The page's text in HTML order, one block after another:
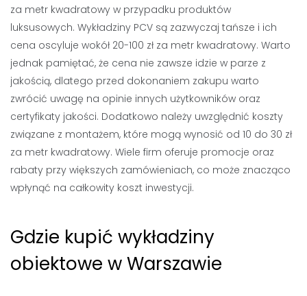
za metr kwadratowy w przypadku produktów
luksusowych. Wykładziny PCV są zazwyczaj tańsze i ich
cena oscyluje wokół 20-100 zł za metr kwadratowy. Warto
jednak pamiętać, że cena nie zawsze idzie w parze z
jakością, dlatego przed dokonaniem zakupu warto
zwrócić uwagę na opinie innych użytkowników oraz
certyfikaty jakości. Dodatkowo należy uwzględnić koszty
związane z montażem, które mogą wynosić od 10 do 30 zł
za metr kwadratowy. Wiele firm oferuje promocje oraz
rabaty przy większych zamówieniach, co może znacząco
wpłynąć na całkowity koszt inwestycji.
Gdzie kupić wykładziny
obiektowe w Warszawie